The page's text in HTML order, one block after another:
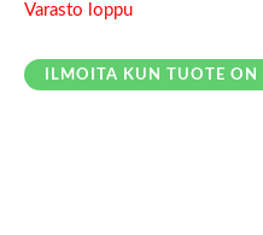
Varasto loppu
ILMOITA KUN TUOTE ON